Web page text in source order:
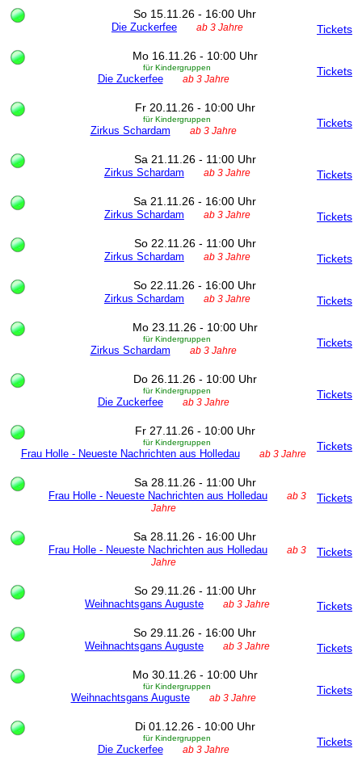
So 15.11.26 - 16:00 Uhr
Tickets
Die Zuckerfee ab 3 Jahre
Mo 16.11.26 - 10:00 Uhr
Tickets
für Kindergruppen
Die Zuckerfee ab 3 Jahre
Fr 20.11.26 - 10:00 Uhr
Tickets
für Kindergruppen
Zirkus Schardam ab 3 Jahre
Sa 21.11.26 - 11:00 Uhr
Tickets
Zirkus Schardam ab 3 Jahre
Sa 21.11.26 - 16:00 Uhr
Tickets
Zirkus Schardam ab 3 Jahre
So 22.11.26 - 11:00 Uhr
Tickets
Zirkus Schardam ab 3 Jahre
So 22.11.26 - 16:00 Uhr
Tickets
Zirkus Schardam ab 3 Jahre
Mo 23.11.26 - 10:00 Uhr
Tickets
für Kindergruppen
Zirkus Schardam ab 3 Jahre
Do 26.11.26 - 10:00 Uhr
Tickets
für Kindergruppen
Die Zuckerfee ab 3 Jahre
Fr 27.11.26 - 10:00 Uhr
Tickets
für Kindergruppen
Frau Holle - Neueste Nachrichten aus Holledau ab 3 Jahre
Sa 28.11.26 - 11:00 Uhr
Tickets
Frau Holle - Neueste Nachrichten aus Holledau
ab 3
Jahre
Sa 28.11.26 - 16:00 Uhr
Tickets
Frau Holle - Neueste Nachrichten aus Holledau
ab 3
Jahre
So 29.11.26 - 11:00 Uhr
Tickets
Weihnachtsgans Auguste ab 3 Jahre
So 29.11.26 - 16:00 Uhr
Tickets
Weihnachtsgans Auguste ab 3 Jahre
Mo 30.11.26 - 10:00 Uhr
Tickets
für Kindergruppen
Weihnachtsgans Auguste ab 3 Jahre
Di 01.12.26 - 10:00 Uhr
Tickets
für Kindergruppen
Die Zuckerfee ab 3 Jahre